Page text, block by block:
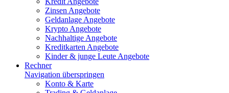
Zinsen Angebote
Geldanlage Angebote
Krypto Angebote
Nachhaltige Angebote
Kreditkarten Angebote
Kinder & junge Leute Angebote
Rechner
Navigation überspringen
Konto & Karte